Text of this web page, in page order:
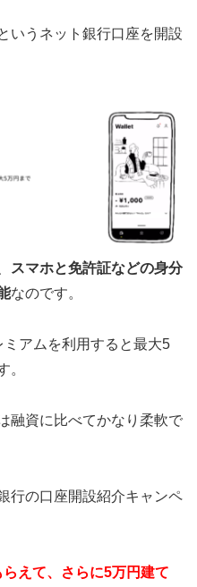
いうネット銀行口座を開設
スマホと免許証などの身分
なのです。
アムを利用すると最大5
。
融資に比べてかなり柔軟で
行の口座開設紹介キャンペ
えて、さらに5万円建て